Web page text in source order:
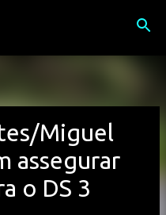
principal
Miguel
assegurar
o DS 3